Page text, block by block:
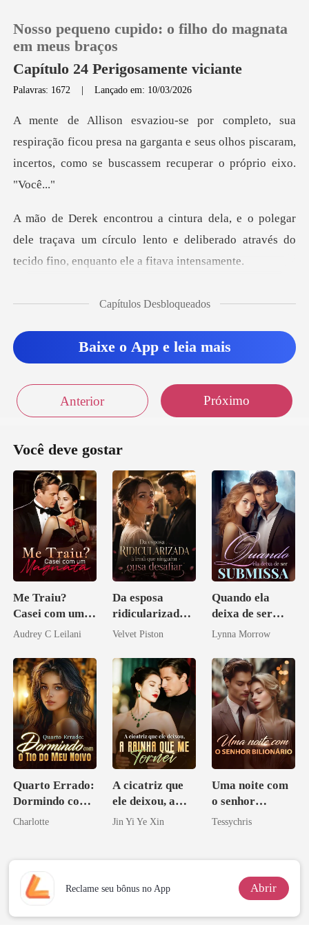
Loja
Histórico
Sair
Baixar App
Nosso pequeno cupido: o filho do magnata
em meus braços
Capítulo 24 Perigosamente viciante
Palavras: 1672 |Lançado em: 10/03/2026
ção ficou presa na garganta e seus olhos piscaram,
incer
dele traçava um círculo lento e deliberado através
Capítulos Desbloqueados
Baixe o App e leia mais
Anterior Próximo
Você deve gostar
Me Traiu?
Casei com um
Magnata
Audrey C Leilani
Da esposa
ridicularizada à
irmã que
desafiar
Velvet Piston
Quando ela
deixa de ser
submissa
Lynna Morrow
Quarto Errado:
Dormindo com
o Tio do Meu
Charlotte
A cicatriz que
ele deixou, a
rainha que me
Jin Yi Ye Xin
Uma noite com
o senhor
Bilionário
Tessychris
Reclame seu bônus no App Abrir